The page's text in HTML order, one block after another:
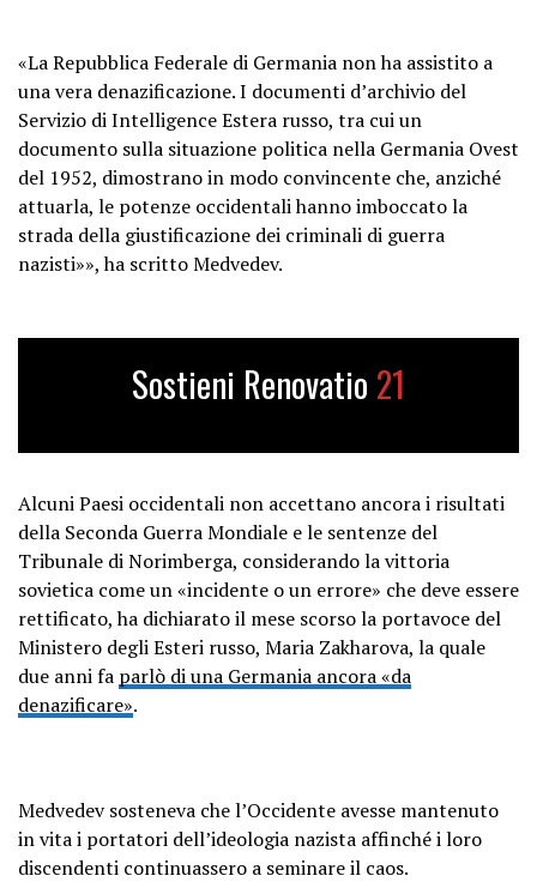
«La Repubblica Federale di Germania non ha assistito a
una vera denazificazione. I documenti d’archivio del
Servizio di Intelligence Estera russo, tra cui un
documento sulla situazione politica nella Germania Ovest
del 1952, dimostrano in modo convincente che, anziché
attuarla, le potenze occidentali hanno imboccato la
strada della giustificazione dei criminali di guerra
nazisti»», ha scritto Medvedev.
Sostieni Renovatio 21
Alcuni Paesi occidentali non accettano ancora i risultati
della Seconda Guerra Mondiale e le sentenze del
Tribunale di Norimberga, considerando la vittoria
sovietica come un «incidente o un errore» che deve essere
rettificato, ha dichiarato il mese scorso la portavoce del
Ministero degli Esteri russo, Maria Zakharova, la quale
due anni fa parlò di una Germania ancora «da
denazificare».
Medvedev sosteneva che l’Occidente avesse mantenuto
in vita i portatori dell’ideologia nazista affinché i loro
discendenti continuassero a seminare il caos.